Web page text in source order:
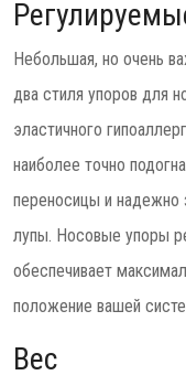
Небольшая, но очень
два стиля упоров для
эластичного
наиболее точно
переносицы и надежно
лупы. Носовые упоры
обеспечивает
положение вашей
Вес